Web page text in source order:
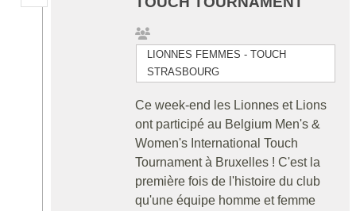
LIONNES FEMMES - TOUCH
STRASBOURG
Ce week-end les Lionnes et Lions
ont participé au Belgium Men's &
Women's International Touch
Tournament à Bruxelles ! C'est la
première fois de l'histoire du club
qu'une équipe homme et femme